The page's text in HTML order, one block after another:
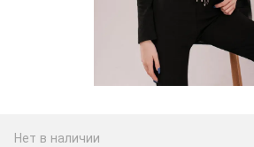
Нет в наличии